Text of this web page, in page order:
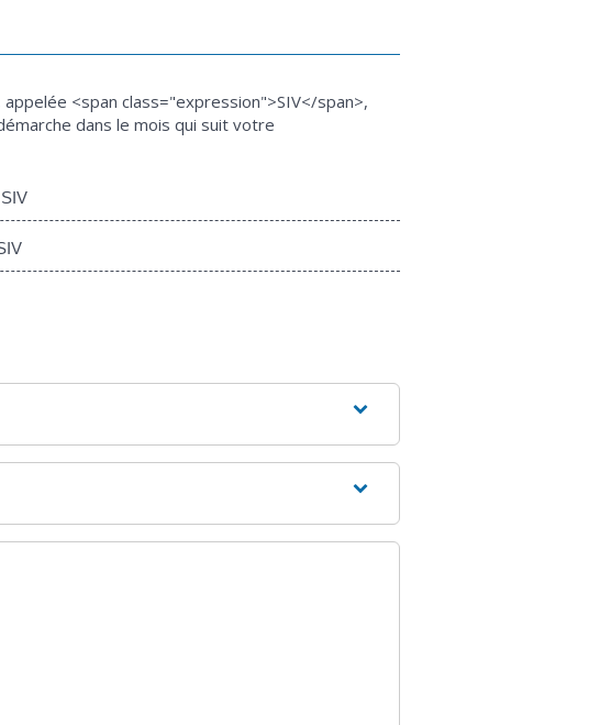
<span class="expression">SIV</span>,
dans le mois qui suit votre